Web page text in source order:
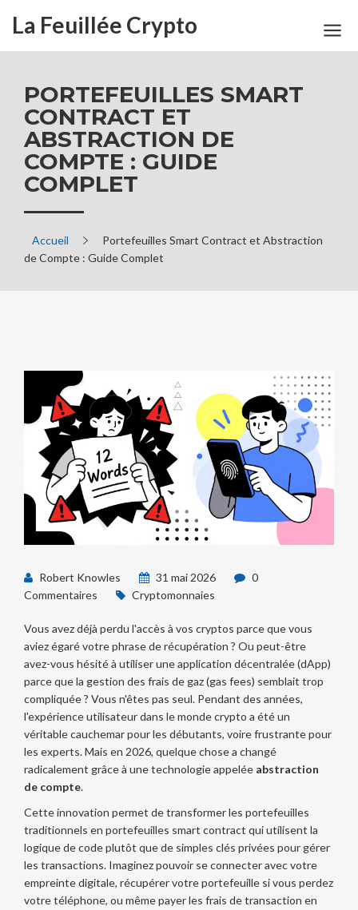
La Feuillée Crypto
PORTEFEUILLES SMART
CONTRACT ET
ABSTRACTION DE
COMPTE : GUIDE
COMPLET
Accueil
Portefeuilles Smart Contract et Abstraction
de Compte : Guide Complet
Robert Knowles 31 mai 2026
0
Commentaires
Cryptomonnaies
Vous avez déjà perdu l'accès à vos cryptos parce que vous
aviez égaré votre phrase de récupération ? Ou peut-être
avez-vous hésité à utiliser une application décentralée (dApp)
parce que la gestion des frais de gaz (gas fees) semblait trop
compliquée ? Vous n'êtes pas seul. Pendant des années,
l'expérience utilisateur dans le monde crypto a été un
véritable cauchemar pour les débutants, voire frustrante pour
les experts. Mais en 2026, quelque chose a changé
radicalement grâce à une technologie appelée abstraction
de compte.
Cette innovation permet de transformer les portefeuilles
traditionnels en portefeuilles smart contract qui utilisent la
logique de code plutôt que de simples clés privées pour gérer
les transactions. Imaginez pouvoir se connecter avec votre
empreinte digitale, récupérer votre portefeuille si vous perdez
votre téléphone, ou même payer les frais de transaction en